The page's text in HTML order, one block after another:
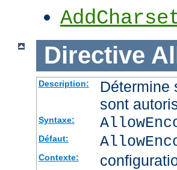
Directive
Description:
Détermine
sont
Syntaxe:
Défaut:
Contexte: